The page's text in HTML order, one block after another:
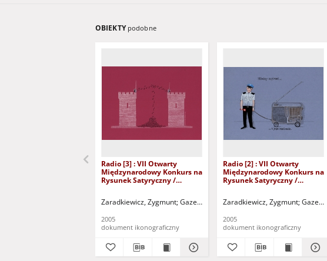
OBIEKTY podobne
Radio [3] : VII Otwarty
Międzynarodowy Konkurs na
Rysunek Satyryczny /
Zaradkiewicz, Zygmunt Gazeta Lubuska (Zielona Góra)
2005
dokument ikonograficzny
Radio [2] : VII Otwarty
Międzynarodowy Konkurs na
Rysunek Satyryczny /
Zaradkiewicz, Zygmunt Gazeta
2005
dokument ikonograficzny